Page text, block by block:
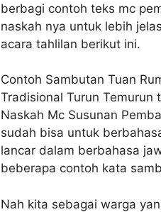
berbagi contoh teks mc
naskah nya untuk lebih
acara tahlilan berikut ini.
Contoh Sambutan Tuan
Tradisional Turun
Naskah Mc Susunan
sudah bisa untuk
lancar dalam berbahasa
beberapa contoh kata
Nah kita sebagai warga